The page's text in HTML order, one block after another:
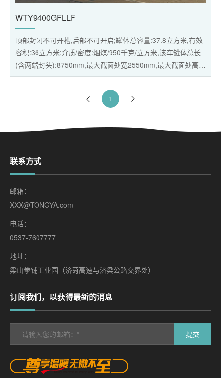
WTY9400GFLLF
顶部封闭不可开槽,后部不可开启;罐体总容量:37.8立方米,有效
容积:36立方米;介质/密度:烟煤/950千克/立方米,该车罐体总长
(含两端封头):8750mm,最大截面处宽2550mm,最大截面处高
3050mm,前后封头直径为2010mm;
1
联系方式
邮箱：
XXX@TONGYA.com
电话：
0537-7607777
地址：
梁山拳铺工业园（济菏高速与济梁公路交界处）
订阅我们，以获得最新的消息
提交